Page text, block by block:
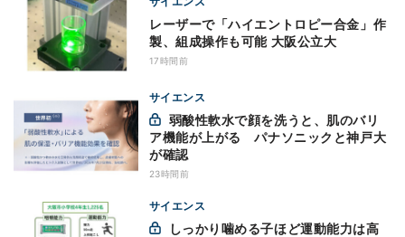
レーザーで「ハイエントロピー合金」作
製、組成操作も可能 大阪公立大
17時間前
サイエンス
ア機能が上がる パナソニックと神戸大
が確認
23時間前
サイエンス